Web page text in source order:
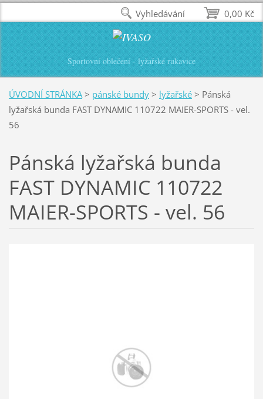
Sportovní oblečení - lyžařské rukavice
ÚVODNÍ STRÁNKA > pánské bundy > lyžařské > Pánská
lyžařská bunda FAST DYNAMIC 110722 MAIER-SPORTS - vel.
56
Pánská lyžařská bunda
FAST DYNAMIC 110722
MAIER-SPORTS - vel. 56
0,00 Kč
Vyhledávání